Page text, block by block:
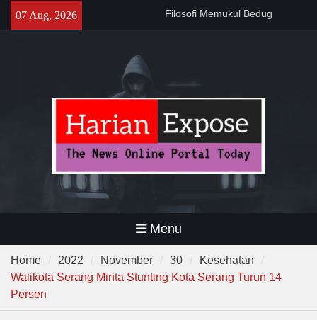
07 Aug, 2026
Sebelum Sholat Jum’at
Temuan 995 Airsoft Gun dan
Narkoba di Sekolah Kebayoran
Lama, DPR Minta Diusut
Tuntas
Menu
Home 2022 November 30
Kesehatan
Walikota Serang Minta Stunting Kota Serang Turun 14
Persen